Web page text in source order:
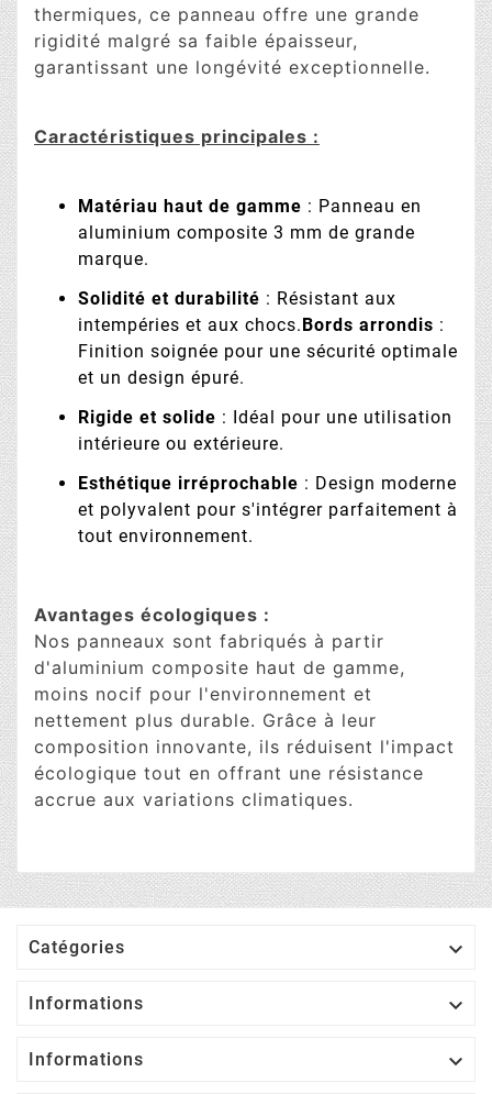
thermiques, ce panneau offre une grande
rigidité malgré sa faible épaisseur,
garantissant une longévité exceptionnelle.
Caractéristiques principales :
Matériau haut de gamme : Panneau en
aluminium composite 3 mm de grande
marque.
Solidité et durabilité : Résistant aux
intempéries et aux chocs.Bords arrondis :
Finition soignée pour une sécurité optimale
et un design épuré.
Rigide et solide : Idéal pour une utilisation
intérieure ou extérieure.
Esthétique irréprochable : Design moderne
et polyvalent pour s'intégrer parfaitement à
tout environnement.
Avantages écologiques :
Nos panneaux sont fabriqués à partir
d'aluminium composite haut de gamme,
moins nocif pour l'environnement et
nettement plus durable. Grâce à leur
composition innovante, ils réduisent l'impact
écologique tout en offrant une résistance
accrue aux variations climatiques.
Catégories 
Informations 
Informations 